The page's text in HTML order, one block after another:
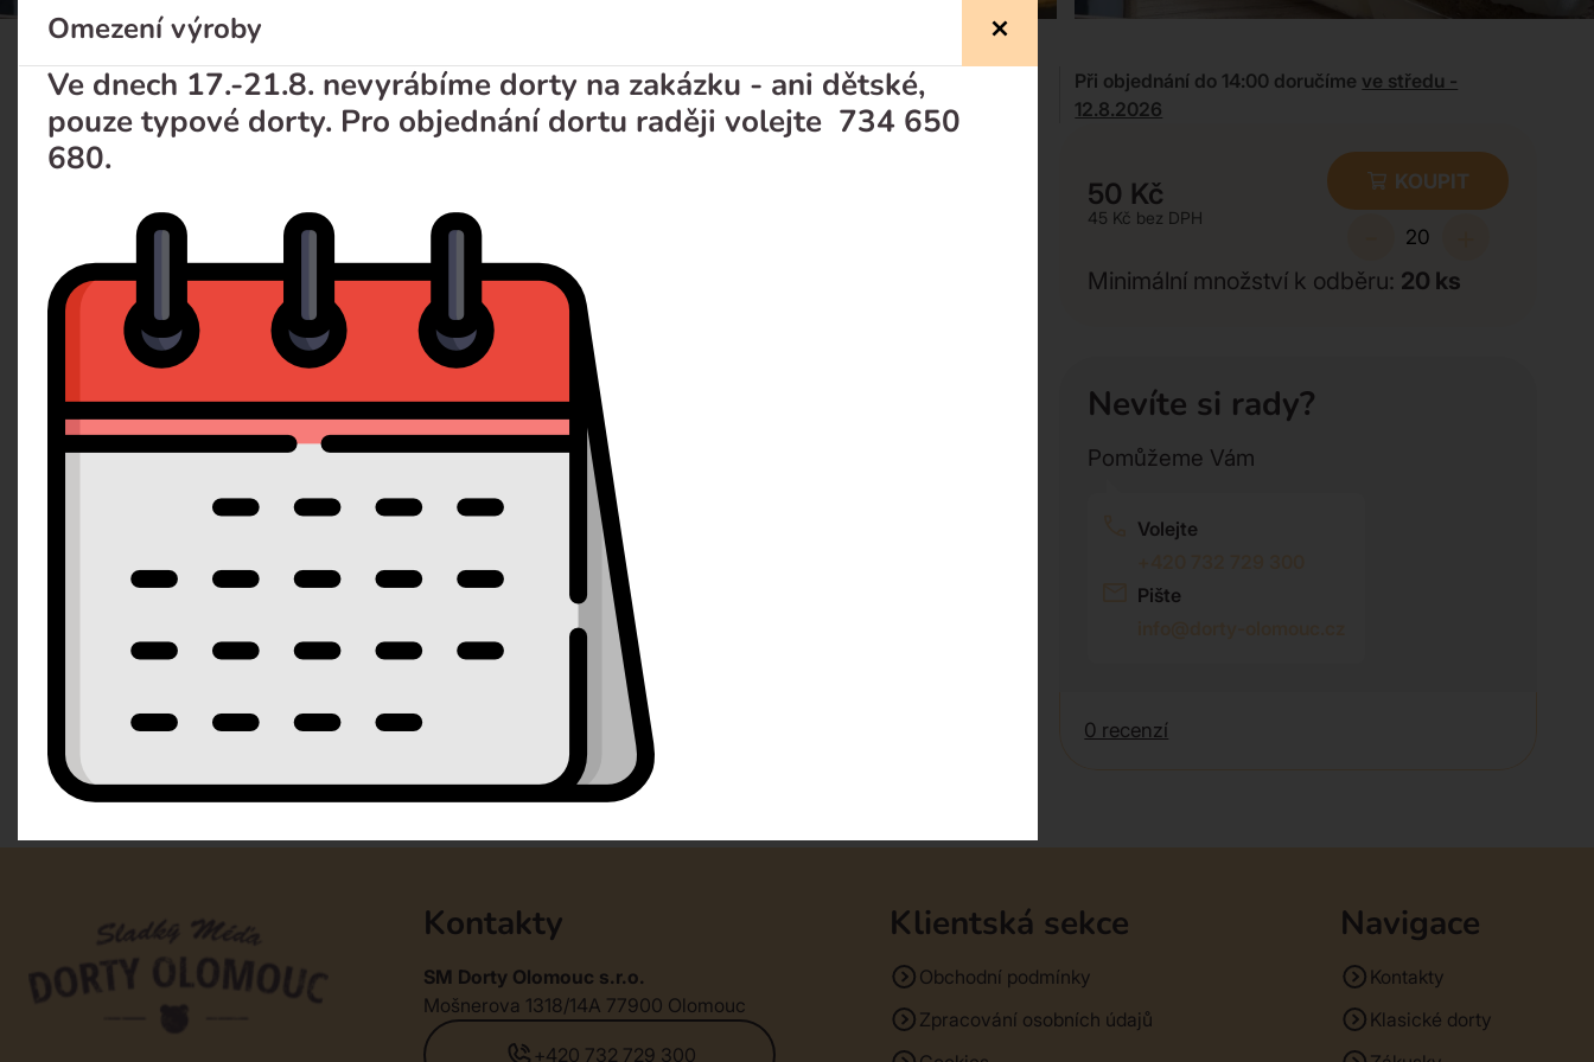
Mini dezert tiramisu
OSOBNÍ ODBĚR ZDARMA
Popis Dotaz prodejci
Vhodné na oslavy, svatby nebo firemní večírky. Odběr nad 20 ks, velikost kelímku 0,05l. Originální italský krém
tiramisu, proložený piškotem namočeným v kávě s Amaretem
Při objednání do 14:00 doručíme ve středu -
12.8.2026
50 Kč
45 Kč
KOUPIT
Minimální množství k odběru: 20 ks
Nevíte si rady?
Pomůžeme Vám
Volejte
Pište
0 recenzí
Kontakty
SM Dorty Olomouc s.r.o.
Mošnerova 1318/14A 77900 Olomouc
+420 732 729 300
Klientská sekce
Obchodní podmínky
Zpracování osobních údajů
Navigace
Kontakty
Klasické dorty
Omezení výroby
Ve dnech 17.-21.8. nevyrábíme dorty na zakázku - ani dětské,
pouze typové dorty. Pro objednání dortu raději volejte 734 650
680.